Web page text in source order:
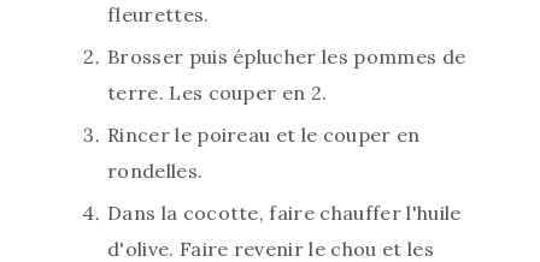
fleurettes.
Brosser puis éplucher les pommes de
terre. Les couper en 2.
Rincer le poireau et le couper en
rondelles.
Dans la cocotte, faire chauffer l'huile
d'olive. Faire revenir le chou et les